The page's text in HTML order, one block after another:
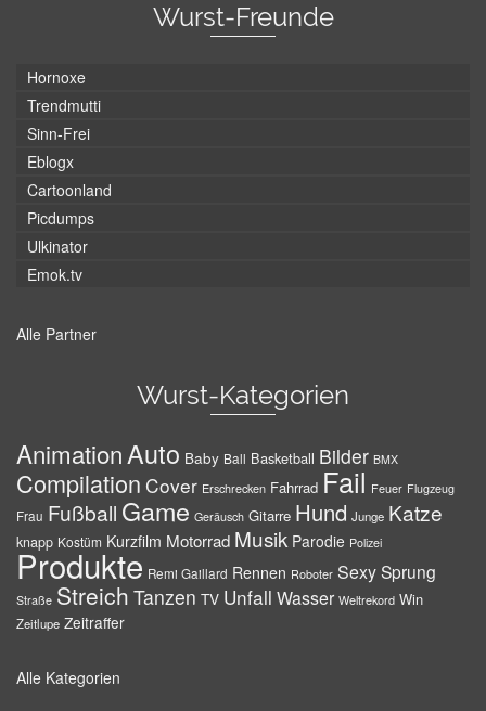
Wurst-Freunde
Hornoxe
Trendmutti
Sinn-Frei
Eblogx
Cartoonland
Picdumps
Ulkinator
Emok.tv
Alle Partner
Wurst-Kategorien
AnimationAuto Baby Ball Basketball Bilder BMX
Compilation Cover Erschrecken Fahrrad Fail Feuer Flugzeug
Frau Fußball Game Geräusch Gitarre Hund Junge Katze
knapp Kostüm Kurzfilm Motorrad Musik Parodie Polizei
Produkte Remi Gaillard Rennen Roboter SexySprung
Straße Streich Tanzen TV Unfall Wasser Weltrekord Win
Zeitlupe Zeitraffer
Alle Kategorien